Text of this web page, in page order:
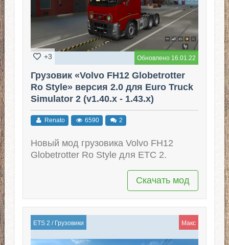
Обновлено 16.01.22
+3
Грузовик «Volvo FH12 Globetrotter
Ro Style» версия 2.0 для Euro Truck
Simulator 2 (v1.40.x - 1.43.x)
Renato 6590 2
Новый мод грузовика Volvo FH12
Globetrotter Ro Style для ЕТС 2.
Скачать мод
ETS 2 / Грузовики Макс